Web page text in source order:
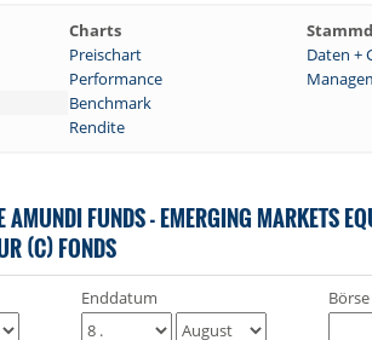
Charts
Preischart Daten +
Performance
Benchmark
Rendite
AMUNDI FUNDS - EMERGING MARKETS
(C) FONDS
Enddatum
Börse